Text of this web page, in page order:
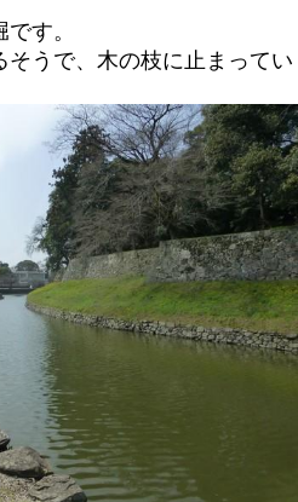
す。
そうで、木の枝に止まってい